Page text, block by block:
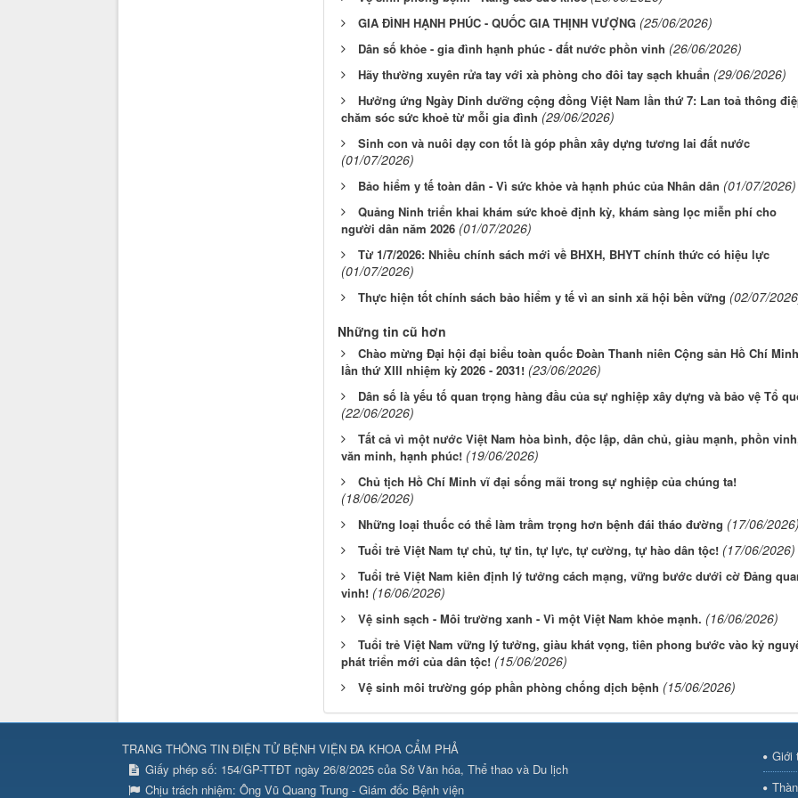
GIA ĐÌNH HẠNH PHÚC - QUỐC GIA THỊNH VƯỢNG (25/06/2026)
Dân số khỏe - gia đình hạnh phúc - đất nước phồn vinh (26/06/2026)
Hãy thường xuyên rửa tay với xà phòng cho đôi tay sạch khuẩn (29/06/2026)
Hưởng ứng Ngày Dinh dưỡng cộng đồng Việt Nam lần thứ 7: Lan toả thông
chăm sóc sức khoẻ từ mỗi gia đình (29/06/2026)
Sinh con và nuôi dạy con tốt là góp phần xây dựng tương lai đất nước
(01/07/2026)
Bảo hiểm y tế toàn dân - Vì sức khỏe và hạnh phúc của Nhân dân (01/07/2026)
Quảng Ninh triển khai khám sức khoẻ định kỳ, khám sàng lọc miễn phí cho
người dân năm 2026 (01/07/2026)
Từ 1/7/2026: Nhiều chính sách mới về BHXH, BHYT chính thức có hiệu lực
(01/07/2026)
Thực hiện tốt chính sách bảo hiểm y tế vì an sinh xã hội bền vững (02/07/
Những tin cũ hơn
Chào mừng Đại hội đại biểu toàn quốc Đoàn Thanh niên Cộng sản Hồ Chí Minh
lần thứ XIII nhiệm kỳ 2026 - 2031! (23/06/2026)
Dân số là yếu tố quan trọng hàng đầu của sự nghiệp xây dựng và bảo vệ Tổ
(22/06/2026)
Tất cả vì một nước Việt Nam hòa bình, độc lập, dân chủ, giàu mạnh, phồn
văn minh, hạnh phúc! (19/06/2026)
Chủ tịch Hồ Chí Minh vĩ đại sống mãi trong sự nghiệp của chúng ta!
(18/06/2026)
Những loại thuốc có thể làm trầm trọng hơn bệnh đái tháo đường (17/06/2026)
Tuổi trẻ Việt Nam tự chủ, tự tin, tự lực, tự cường, tự hào dân tộc! (17/06/2026)
Tuổi trẻ Việt Nam kiên định lý tưởng cách mạng, vững bước dưới cờ Đảng
vinh! (16/06/2026)
Vệ sinh sạch - Môi trường xanh - Vì một Việt Nam khỏe mạnh. (16/06/2026)
Tuổi trẻ Việt Nam vững lý tưởng, giàu khát vọng, tiên phong bước vào kỷ
phát triển mới của dân tộc! (15/06/2026)
Vệ sinh môi trường góp phần phòng chống dịch bệnh (15/06/2026)
TRANG THÔNG TIN ĐIỆN TỬ BỆNH VIỆN ĐA KHOA CẨM PHẢ
Giấy phép số: 154/GP-TTĐT ngày 26/8/2025 của Sở Văn hóa, Thể thao và Du lịch
Chịu trách nhiệm: Ông Vũ Quang Trung - Giám đốc Bệnh viện
Giới